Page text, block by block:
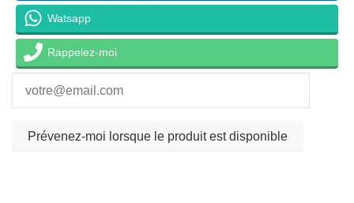
Watsapp
Rappelez-moi